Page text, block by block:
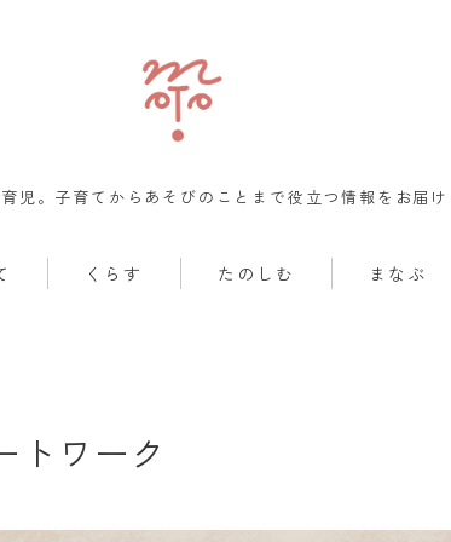
児。子育てからあそびのことまで役立つ情報をお届
くらす たのしむ まなぶ
トワーク